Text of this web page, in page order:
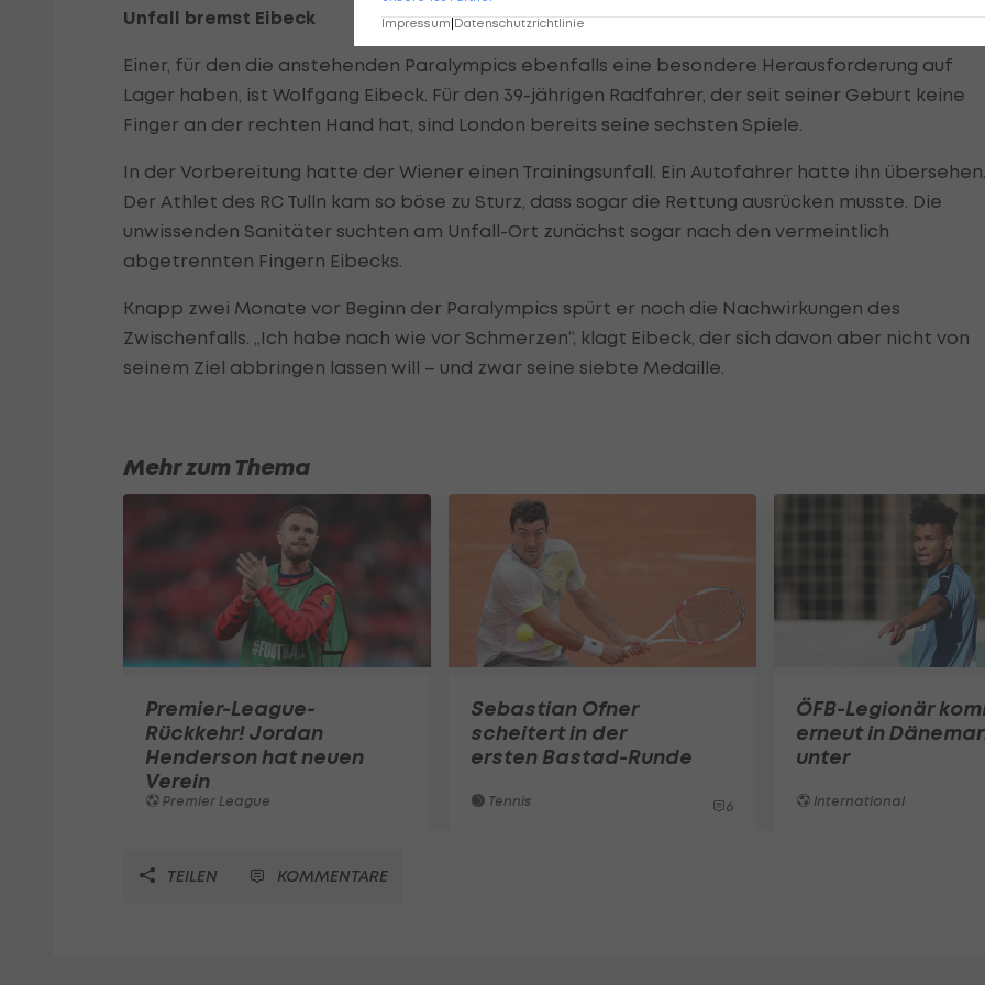
Unfall bremst Eibeck
Einer, für den die anstehenden Paralympics ebenfalls eine besondere Herausforderung auf
Lager haben, ist Wolfgang Eibeck. Für den 39-jährigen Radfahrer, der seit seiner Geburt keine
Finger an der rechten Hand hat, sind London bereits seine sechsten Spiele.
In der Vorbereitung hatte der Wiener einen Trainingsunfall. Ein Autofahrer hatte ihn übersehen.
Der Athlet des RC Tulln kam so böse zu Sturz, dass sogar die Rettung ausrücken musste. Die
unwissenden Sanitäter suchten am Unfall-Ort zunächst sogar nach den vermeintlich
abgetrennten Fingern Eibecks.
Knapp zwei Monate vor Beginn der Paralympics spürt er noch die Nachwirkungen des
Zwischenfalls. „Ich habe nach wie vor Schmerzen“, klagt Eibeck, der sich davon aber nicht von
seinem Ziel abbringen lassen will – und zwar seine siebte Medaille.
Mehr zum Thema
Premier-League-
Rückkehr! Jordan
Henderson hat neuen
Verein
Premier League
Sebastian Ofner
scheitert in der
ersten Bastad-Runde
Tennis 6
ÖFB-Legionär
erneut in
unter
International
TEILEN KOMMENTARE
Impressum Datenschutzrichtlinie